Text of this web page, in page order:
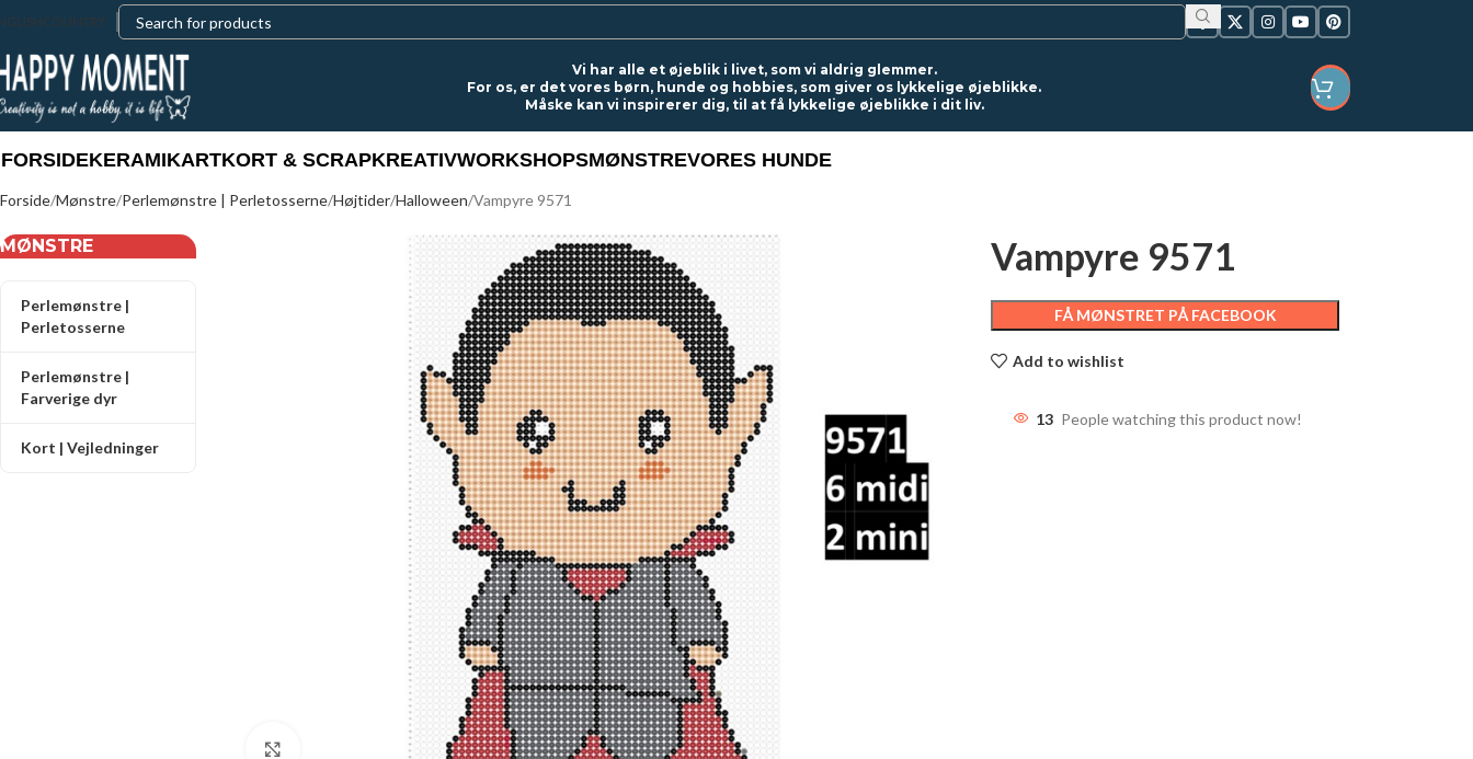
COUNTRY
Vi har alle et øjeblik i livet, som vi aldrig glemmer.
For os, er det vores børn, hunde og hobbies, som giver os lykkelige øjeblikke.
Måske kan vi inspirerer dig, til at få lykkelige øjeblikke i dit liv.
FORSIDEKERAMIKARTKORT & SCRAPKREATIVWORKSHOPSMØNSTREVORES HUNDE
Forside Mønstre Perlemønstre | Perletosserne Højtider Halloween Vampyre 9571
MØNSTRE
Perlemønstre |
Perletosserne
Perlemønstre |
Farverige dyr
Kort | Vejledninger
Vampyre 9571
FÅ MØNSTRET PÅ FACEBOOK
Add to wishlist
13 People watching this product now!